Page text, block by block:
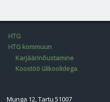
HTG
HTG kommuun
Karjäärinõustamine
Koostöö ülikoolidega
Munga 12, Tartu 51007